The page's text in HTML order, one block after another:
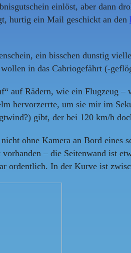
einlöst, aber dann
hurtig ein Mail geschickt an den
ein bisschen dunstig
in das Cabriogefährt (-
auf Rädern, wie ein Flugzeug
hervorzerrte, um sie mir im
gibt, der bei 120 km/h
ohne Kamera an Bord
– die Seitenwand ist
ordentlich. In der Kurve ist